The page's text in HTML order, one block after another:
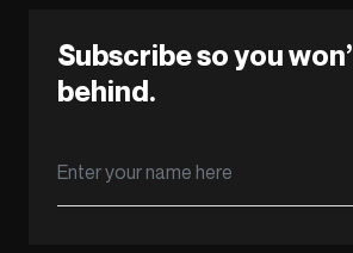
Subscribe so you
behind.